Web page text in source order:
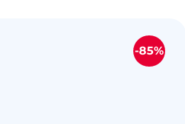
-85%